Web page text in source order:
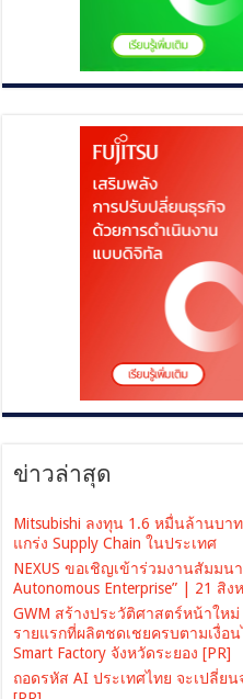
ข่าวล่าสุด
Mitsubishi ลงทุน 1.6 หมื่นล้านบา
แกร่ง Supply Chain ในประเทศ
NEXUS ขอเชิญเข้าร่วมงานสัมมนา
Autonomous Enterprise” | 21 สิ
GWM สร้างประวัติศาสตร์หน้าให
รายแรกที่ผลิตชดเชยครบตามเงื่อน
Smart Factory จังหวัดระยอง [PR]
ถอดรหัส AI ประเทศไทย จะเปลี่ยน